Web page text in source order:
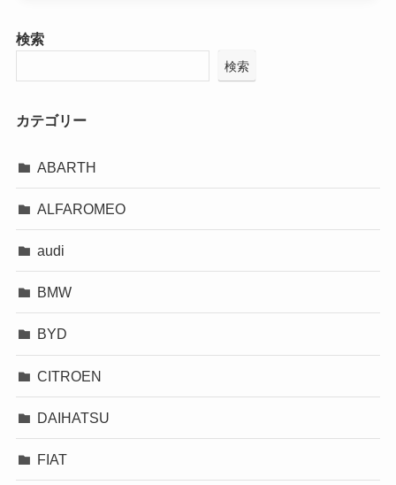
検索
検索
カテゴリー
ABARTH
ALFAROMEO
audi
BMW
BYD
CITROEN
DAIHATSU
FIAT